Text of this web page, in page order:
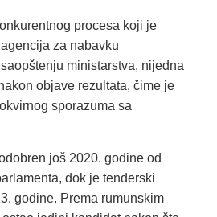
procesa koji je
za nabavku
ministarstva, nijedna
objave rezultata, čime je
sporazuma sa
još 2020. godine od
dok je tenderski
godine. Prema rumunskim